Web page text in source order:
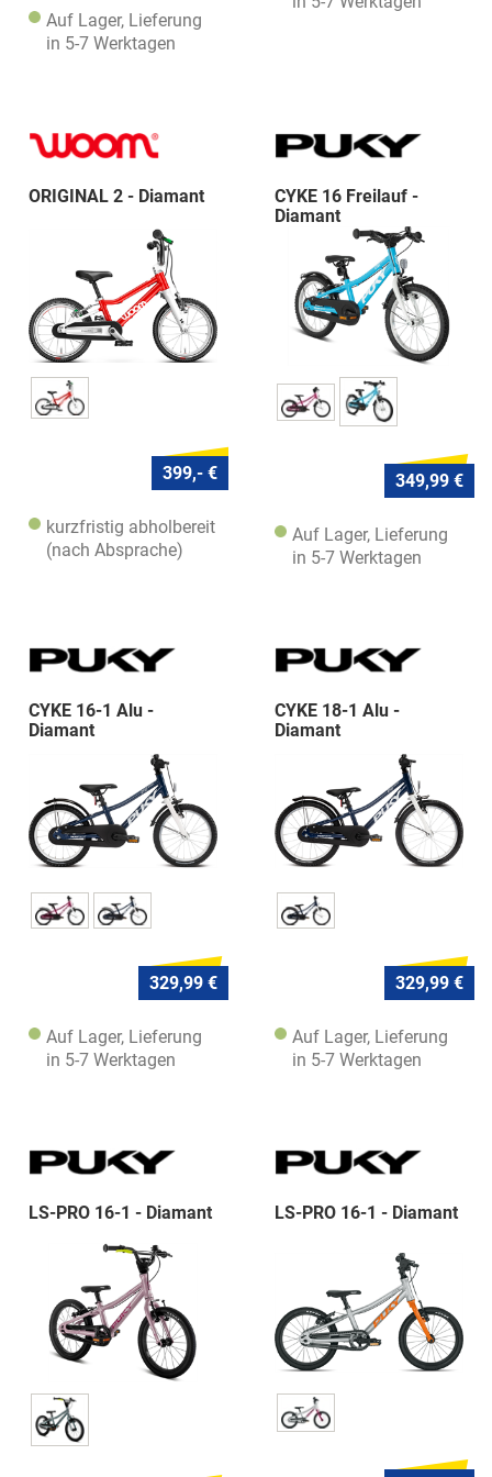
Auf Lager, Lieferung
in 5-7 Werktagen
ORIGINAL 2 - Diamant
399,- €
kurzfristig abholbereit
(nach Absprache)
CYKE 16 Freilauf -
Diamant
349,99 €
Auf Lager, Lieferung
in 5-7 Werktagen
CYKE 16-1 Alu -
Diamant
329,99 €
Auf Lager, Lieferung
in 5-7 Werktagen
CYKE 18-1 Alu -
Diamant
329,99 €
Auf Lager, Lieferung
in 5-7 Werktagen
LS-PRO 16-1 - Diamant LS-PRO 16-1 - Diamant